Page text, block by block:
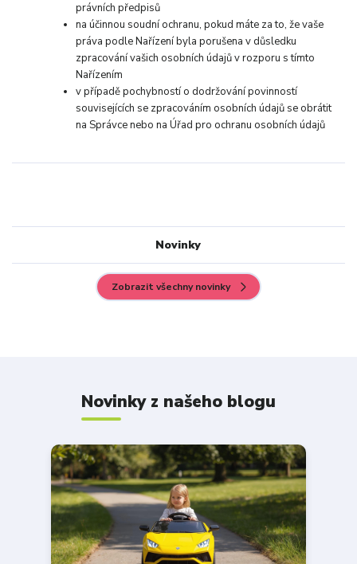
Novinky
Zobrazit všechny novinky
právních předpisů
na účinnou soudní ochranu, pokud máte za to, že vaše
práva podle Nařízení byla porušena v důsledku
zpracování vašich osobních údajů v rozporu s tímto
Nařízením
v případě pochybností o dodržování povinností
souvisejících se zpracováním osobních údajů se obrátit
na Správce nebo na Úřad pro ochranu osobních údajů
Novinky z našeho blogu